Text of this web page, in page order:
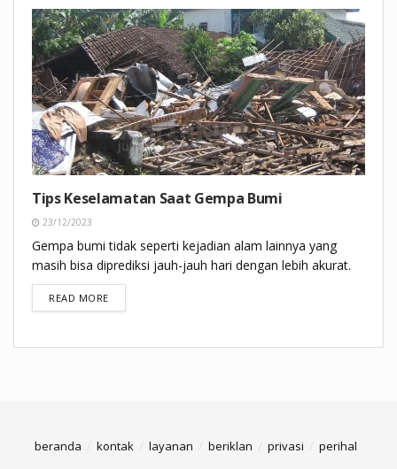
Tips Keselamatan Saat Gempa Bumi
23/12/2023
Gempa bumi tidak seperti kejadian alam lainnya yang
masih bisa diprediksi jauh-jauh hari dengan lebih akurat.
READ MOREDETAILS
beranda kontak layanan beriklan privasi perihal